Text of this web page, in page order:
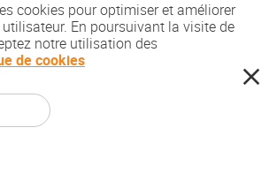
seul responsable des informations relatives à
via la plateforme, de l'exécution du contrat de
et de la conformité de son activité à la
Le commerçant est seul responsable
de douane applicables.
cookies pour optimiser et améliorer
En poursuivant la visite de
notre utilisation des
de cookies